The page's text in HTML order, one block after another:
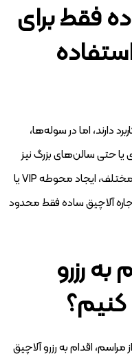
فقط برای
دارند، اما در سوله‌ها،
یا حتی سالن‌های بزرگ نیز
می‌توان از آن‌ها برای جداکردن بخش‌های مختلف، ایجاد محوطه VIP یا
آلاچیق ساده فقط محدود
به رزرو
کنیم؟
۳ تا ۵ روز پیش از مراسم، اقدام به رزرو آلاچیق